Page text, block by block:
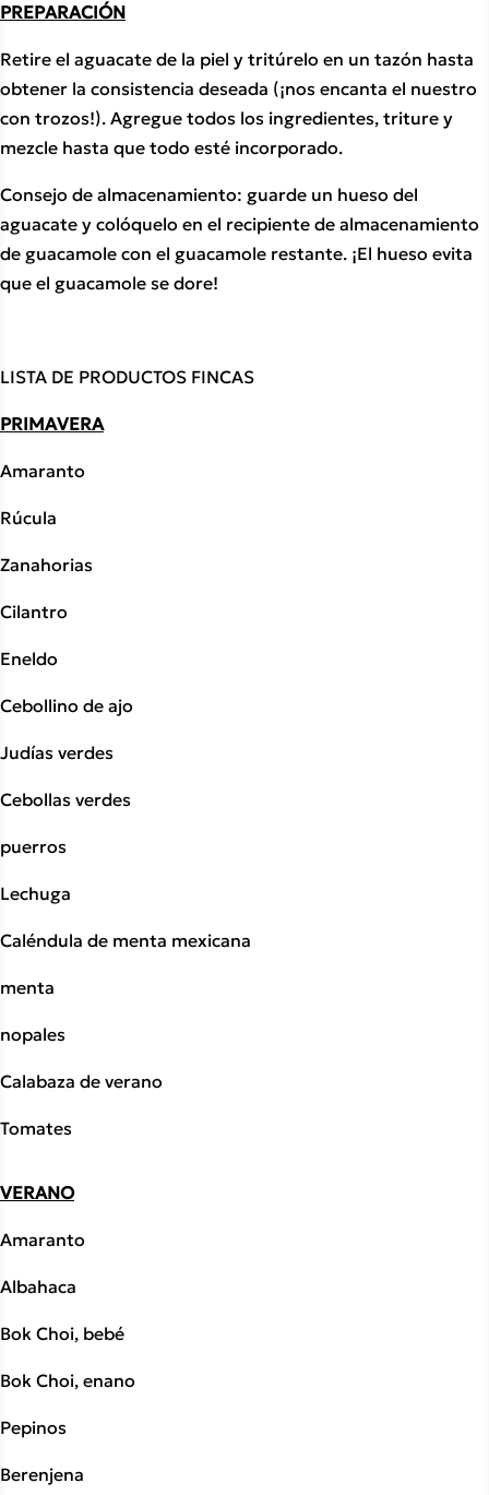
PREPARACIÓN
Retire el aguacate de la piel y tritúrelo en un tazón hasta
obtener la consistencia deseada (¡nos encanta el nuestro
con trozos!). Agregue todos los ingredientes, triture y
mezcle hasta que todo esté incorporado.
Consejo de almacenamiento: guarde un hueso del
aguacate y colóquelo en el recipiente de almacenamiento
de guacamole con el guacamole restante. ¡El hueso evita
que el guacamole se dore!
LISTA DE PRODUCTOS FINCAS
PRIMAVERA
Amaranto
Rúcula
Zanahorias
Cilantro
Eneldo
Cebollino de ajo
Judías verdes
Cebollas verdes
puerros
Lechuga
Caléndula de menta mexicana
menta
nopales
Calabaza de verano
Tomates
VERANO
Amaranto
Albahaca
Bok Choi, bebé
Bok Choi, enano
Pepinos
Berenjena